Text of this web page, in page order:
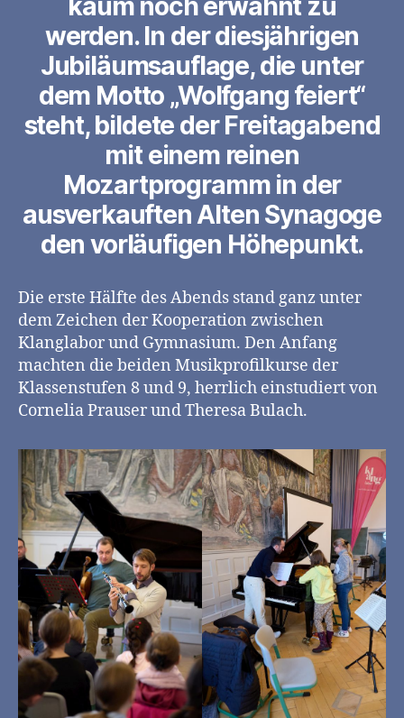
kaum noch erwähnt zu
werden. In der diesjährigen
Jubiläumsauflage, die unter
dem Motto „Wolfgang feiert“
steht, bildete der Freitagabend
mit einem reinen
Mozartprogramm in der
ausverkauften Alten Synagoge
den vorläufigen Höhepunkt.
Die erste Hälfte des Abends stand ganz unter
dem Zeichen der Kooperation zwischen
Klanglabor und Gymnasium. Den Anfang
machten die beiden Musikprofilkurse der
Klassenstufen 8 und 9, herrlich einstudiert von
Cornelia Prauser und Theresa Bulach.